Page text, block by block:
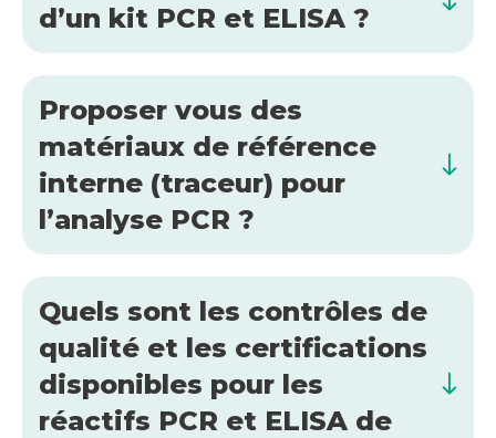
d’un kit PCR et ELISA ?
Proposer vous des
matériaux de référence
interne (traceur) pour
l’analyse PCR ?
Quels sont les contrôles de
qualité et les certifications
disponibles pour les
réactifs PCR et ELISA de